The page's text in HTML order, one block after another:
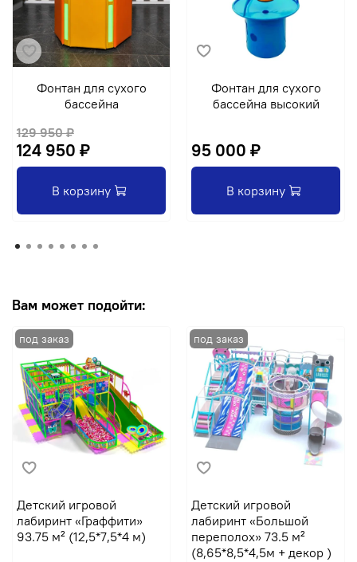
Фонтан для сухого
бассейна
129 950 ₽
124 950 ₽
В корзину
Фонтан для сухого
бассейна высокий
95 000 ₽
В корзину
Вам может подойти:
Детский игровой
лабиринт «Граффити»
93.75 м² (12,5*7,5*4 м)
Детский игровой
лабиринт «Большой
переполох» 73.5 м²
(8,65*8,5*4,5м + декор )